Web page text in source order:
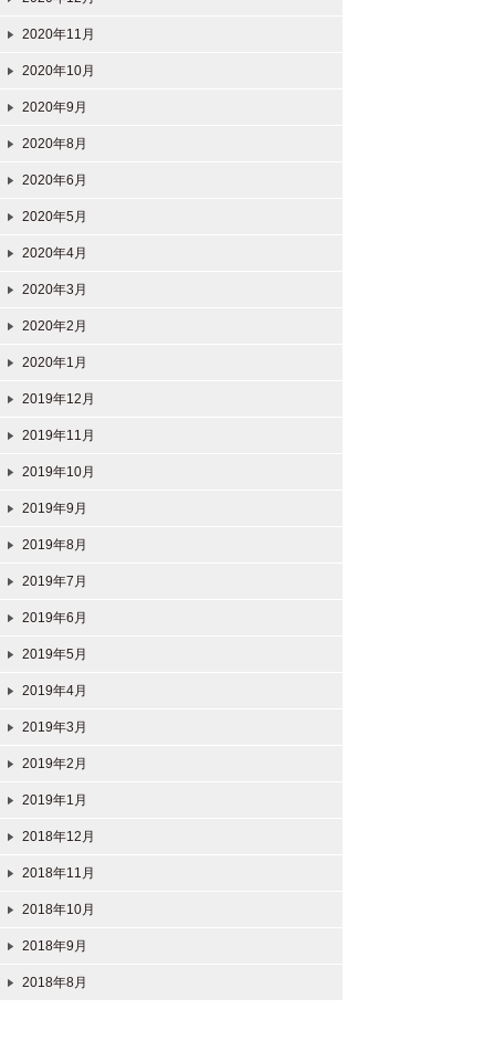
2020年11月
2020年10月
2020年9月
2020年8月
2020年6月
2020年5月
2020年4月
2020年3月
2020年2月
2020年1月
2019年12月
2019年11月
2019年10月
2019年9月
2019年8月
2019年7月
2019年6月
2019年5月
2019年4月
2019年3月
2019年2月
2019年1月
2018年12月
2018年11月
2018年10月
2018年9月
2018年8月